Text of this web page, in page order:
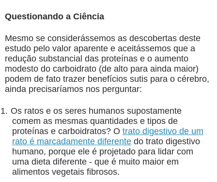
Questionando a Ciência
Mesmo se considerássemos as descobertas deste
estudo pelo valor aparente e aceitássemos que a
redução substancial das proteínas e o aumento
modesto do carboidrato (de alto para ainda maior)
podem de fato trazer benefícios sutis para o cérebro,
ainda precisaríamos nos perguntar:
1. Os ratos e os seres humanos supostamente
comem as mesmas quantidades e tipos de
proteínas e carboidratos? O trato digestivo de um
rato é marcadamente diferente do trato digestivo
humano, porque ele é projetado para lidar com
uma dieta diferente - que é muito maior em
alimentos vegetais fibrosos.